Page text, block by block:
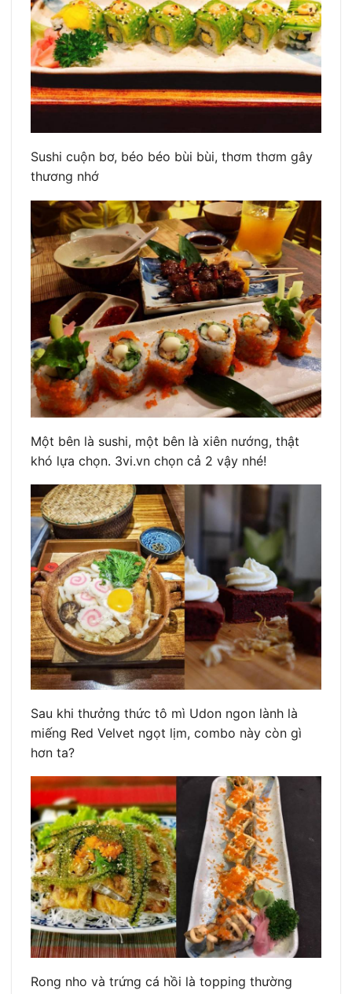
Sushi cuộn bơ, béo béo bùi bùi, thơm thơm gây
thương nhớ
Một bên là sushi, một bên là xiên nướng, thật
khó lựa chọn. 3vi.vn chọn cả 2 vậy nhé!
Sau khi thưởng thức tô mì Udon ngon lành là
miếng Red Velvet ngọt lịm, combo này còn gì
hơn ta?
Rong nho và trứng cá hồi là topping thường